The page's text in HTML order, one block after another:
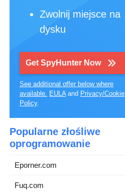
Zwolnij miejsce na
dysku
Get SpyHunter Now
See additional offer below where
available. EULAand Privacy/Cookie
Policy.
Popularne złośliwe
oprogramowanie
Eporner.com
Fuq.com